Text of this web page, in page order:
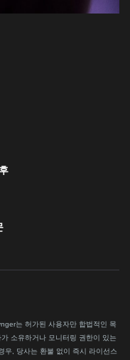
는 허가된 사용자만 합법적인 목
소유하거나 모니터링 권한이 있는
우, 당사는 환불 없이 즉시 라이선스